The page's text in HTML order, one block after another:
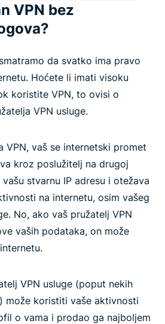
VPN bez
da svatko ima pravo
Hoćete li imati visoku
koristite VPN, to ovisi o
VPN usluge.
VPN, vaš se internetski promet
kroz poslužitelj na drugoj
stvarnu IP adresu i otežava
na internetu, osim vašeg
No, ako vaš pružatelj VPN
vaših podataka, on može
VPN usluge (poput nekih
može koristiti vaše aktivnosti
o vama i prodao ga najboljem